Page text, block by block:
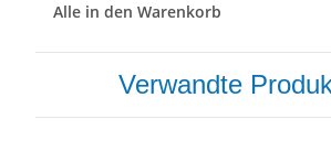
Alle in den Warenkorb
Verwandte